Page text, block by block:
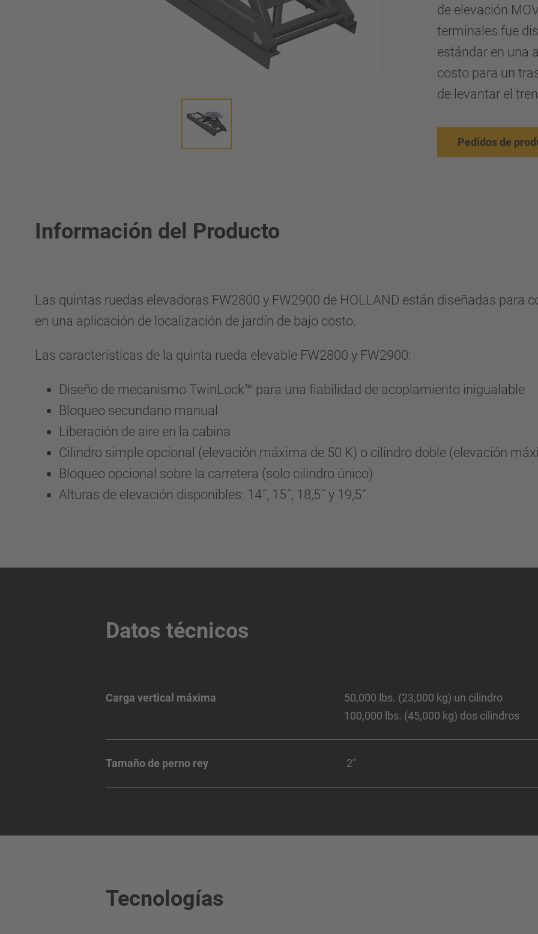
de elevación
terminales fue
estándar en una
costo para un
de levantar el
Pedidos de
Información del Producto
Las quintas ruedas elevadoras FW2800 y FW2900 de HOLLAND están diseñadas para
en una aplicación de localización de jardín de bajo costo.
Las características de la quinta rueda elevable FW2800 y FW2900:
Diseño de mecanismo TwinLock™ para una fiabilidad de acoplamiento inigualable
Bloqueo secundario manual
Liberación de aire en la cabina
Cilindro simple opcional (elevación máxima de 50 K) o cilindro doble (elevación
Bloqueo opcional sobre la carretera (solo cilindro único)
Alturas de elevación disponibles: 14˝, 15˝, 18,5˝ y 19,5˝
Datos técnicos
Carga vertical máxima
50,000 lbs. (23,000 kg) un cilindro
100,000 lbs. (45,000 kg) dos cilindros
Tamaño de perno rey 2”
Tecnologías